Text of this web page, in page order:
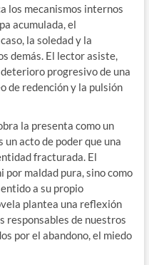
los mecanismos internos
acumulada, el
la soledad y la
demás. El lector asiste,
progresivo de una
de redención y la pulsión
la presenta como un
un acto de poder que una
fracturada. El
maldad pura, sino como
a su propio
plantea una reflexión
responsables de nuestros
por el abandono, el miedo